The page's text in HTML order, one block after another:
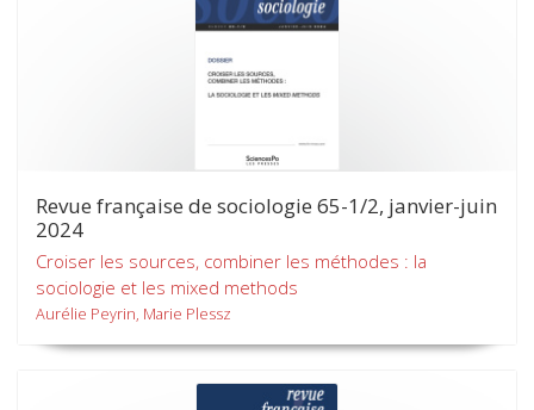
Revue française de sociologie 65-1/2, janvier-juin
2024
Croiser les sources, combiner les méthodes : la
sociologie et les mixed methods
Aurélie Peyrin, Marie Plessz